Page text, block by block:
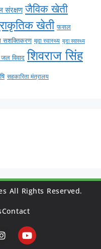
संरक्षण जैविक खेती
खेती फसल
सशक्तिकरण मृदा स्वास्थ्य मृदा स्वास्थ्य
विवाद शिवराज सिंह
सहकारिता मंत्रालय
All Rights Reserved.
Contact